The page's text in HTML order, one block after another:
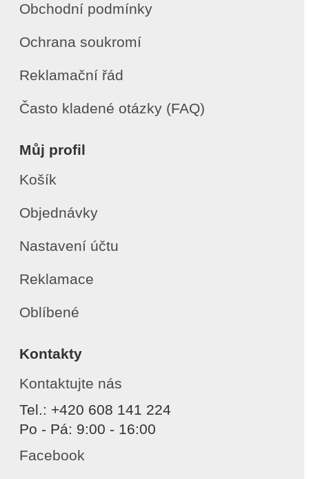
Obchodní podmínky
Ochrana soukromí
Reklamační řád
Často kladené otázky (FAQ)
Můj profil
Košík
Objednávky
Nastavení účtu
Reklamace
Oblíbené
Kontakty
Kontaktujte nás
Tel.: +420 608 141 224
Po - Pá: 9:00 - 16:00
Facebook